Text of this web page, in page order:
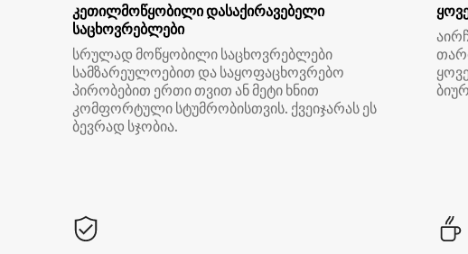
კეთილმოწყობილი დასაქირავებელი
საცხოვრებლები
სრულად მოწყობილი საცხოვრებლები
სამზარეულოებით და საყოფაცხოვრებო
პირობებით ერთი თვით ან მეტი ხნით
კომფორტული სტუმრობისთვის. ქვეიჯარას ეს
ბევრად სჯობია.